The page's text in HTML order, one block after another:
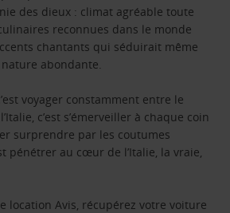
des dieux : climat agréable toute
reconnues dans le monde
chantants qui séduirait même
abondante.
voyager constamment entre le
c’est s’émerveiller à chaque coin
surprendre par les coutumes
pénétrer au cœur de l’Italie, la vraie,
location Avis, récupérez votre voiture